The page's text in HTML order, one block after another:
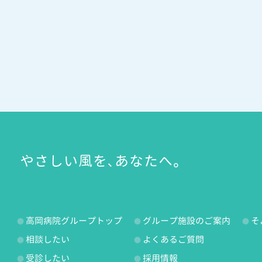
やさしい風を、あなたへ。
高岡病院グループトップ
相談したい
受診したい
グループ施設のご案内
よくあるご質問
採用情報
そ